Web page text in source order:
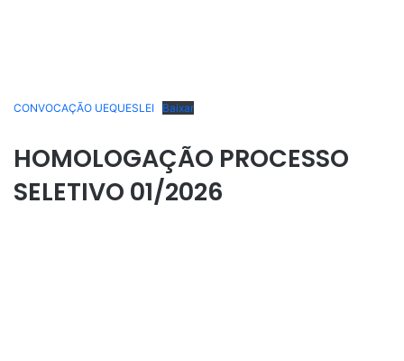
CONVOCAÇÃO UEQUESLEI Baixar
HOMOLOGAÇÃO PROCESSO
SELETIVO 01/2026